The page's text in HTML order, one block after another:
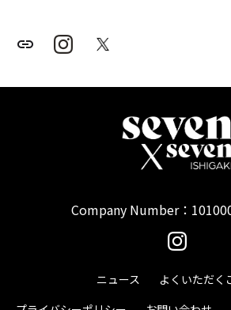
Company Number：
ニュース
よくいただく